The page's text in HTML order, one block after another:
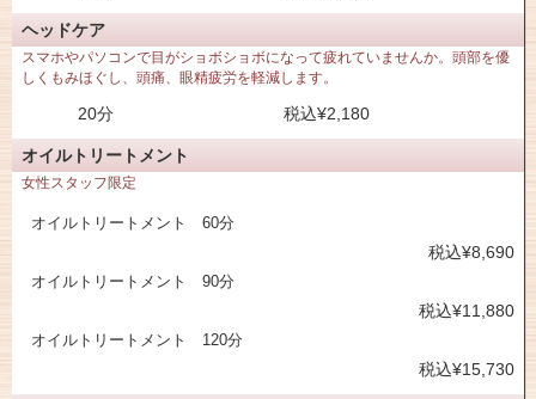
ヘッドケア
スマホやパソコンで目がショボショボになって疲れていませんか。頭部を優
しくもみほぐし、頭痛、眼精疲労を軽減します。
20分 税込¥2,180
オイルトリートメント
女性スタッフ限定
オイルトリートメント 60分
税込¥8,690
オイルトリートメント 90分
税込¥11,880
オイルトリートメント 120分
税込¥15,730